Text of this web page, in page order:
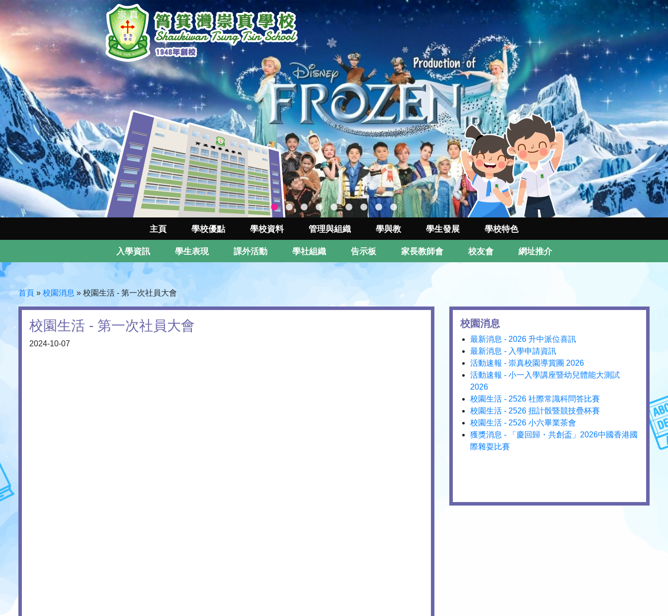
主頁 學校優點 學校資料 管理與組織 學與教 學生發展 學校特色
入學資訊 學生表現 課外活動 學社組織 告示板 家長教師會 校友會 網址推介
首頁 » 校園消息 » 校園生活 - 第一次社員大會
校園生活 - 第一次社員大會
2024-10-07
校園消息
最新消息 - 2026 升中派位喜訊
最新消息 - 入學申請資訊
活動速報 - 崇真校園導賞團 2026
活動速報 - 小一入學講座暨幼兒體能大測試
2026
校園生活 - 2526 社際常識科問答比賽
校園生活 - 2526 扭計骰暨競技疊杯賽
校園生活 - 2526 小六畢業茶會
獲獎消息 - 「慶回歸・共創盃」2026中國香港國
際雜耍比賽